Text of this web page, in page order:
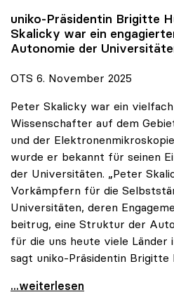
uniko-Präsidentin Brigitte
Skalicky war ein
Autonomie der
OTS 6. November 2025
Peter Skalicky war ein
Wissenschafter auf dem
und der
wurde er bekannt für seinen
der Universitäten. „Peter
Vorkämpfern für die
Universitäten, deren
beitrug, eine Struktur der
für die uns heute viele Länder
sagt uniko-Präsidentin Brigitte
uniko trauert um ehemaligen
...weiterlesen